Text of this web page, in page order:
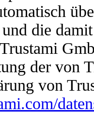
die
der von
von